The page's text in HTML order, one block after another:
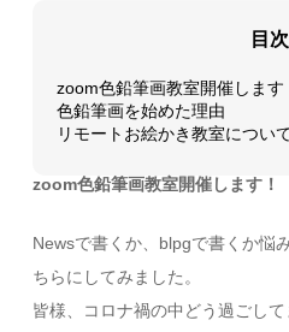
目次
zoom色鉛筆画教室開催します
色鉛筆画を始めた理由
リモートお絵かき教室につい
zoom色鉛筆画教室開催します！
Newsで書くか、blpgで書くか悩
ちらにしてみました。
皆様、コロナ禍の中どう過ごして